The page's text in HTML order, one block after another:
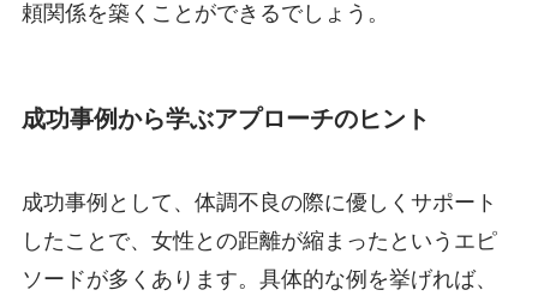
頼関係を築くことができるでしょう。
成功事例から学ぶアプローチのヒント
成功事例として、体調不良の際に優しくサポート
したことで、女性との距離が縮まったというエピ
ソードが多くあります。具体的な例を挙げれば、